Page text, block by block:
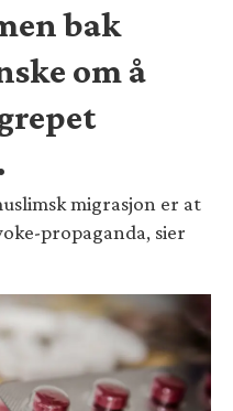
bak
om å
migrasjon er at
propaganda, sier